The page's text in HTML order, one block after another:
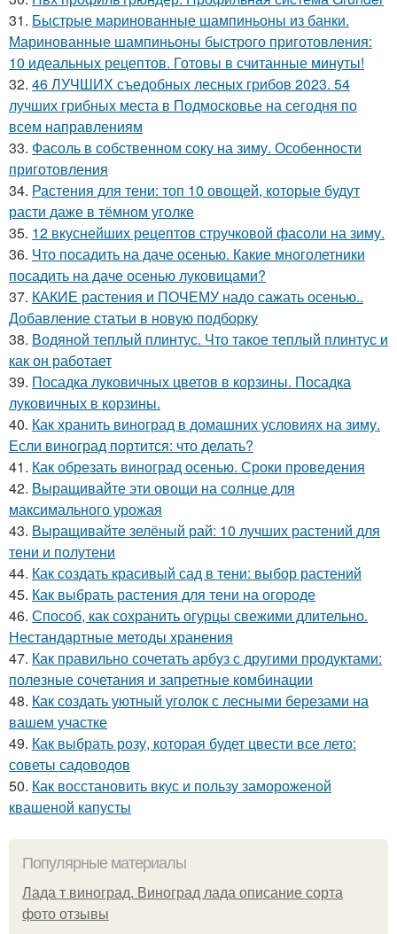
31. Быстрые маринованные шампиньоны из банки.
Маринованные шампиньоны быстрого приготовления:
10 идеальных рецептов. Готовы в считанные минуты!
32. 46 ЛУЧШИХ съедобных лесных грибов 2023. 54
лучших грибных места в Подмосковье на сегодня по
всем направлениям
33. Фасоль в собственном соку на зиму. Особенности
приготовления
34. Растения для тени: топ 10 овощей, которые будут
расти даже в тёмном уголке
35. 12 вкуснейших рецептов стручковой фасоли на зиму.
36. Что посадить на даче осенью. Какие многолетники
посадить на даче осенью луковицами?
37. КАКИЕ растения и ПОЧЕМУ надо сажать осенью..
Добавление статьи в новую подборку
38. Водяной теплый плинтус. Что такое теплый плинтус и
как он работает
39. Посадка луковичных цветов в корзины. Посадка
луковичных в корзины.
40. Как хранить виноград в домашних условиях на зиму.
Если виноград портится: что делать?
41. Как обрезать виноград осенью. Сроки проведения
42. Выращивайте эти овощи на солнце для
максимального урожая
43. Выращивайте зелёный рай: 10 лучших растений для
тени и полутени
44. Как создать красивый сад в тени: выбор растений
45. Как выбрать растения для тени на огороде
46. Способ, как сохранить огурцы свежими длительно.
Нестандартные методы хранения
47. Как правильно сочетать арбуз с другими продуктами:
полезные сочетания и запретные комбинации
48. Как создать уютный уголок с лесными березами на
вашем участке
49. Как выбрать розу, которая будет цвести все лето:
советы садоводов
50. Как восстановить вкус и пользу замороженой
квашеной капусты
Популярные материалы
Лада т виноград. Виноград лада описание сорта
фото отзывы